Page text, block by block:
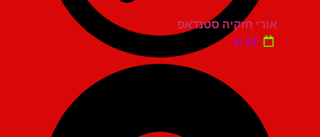
אורי חזקיה סטנדאפ
יום ש'